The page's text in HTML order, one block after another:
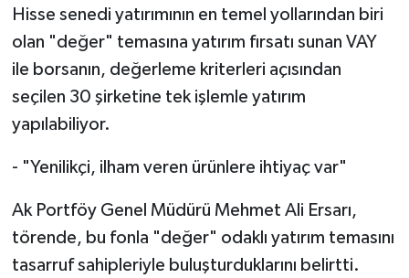
Hisse senedi yatırımının en temel yollarından biri
olan "değer" temasına yatırım fırsatı sunan VAY
ile borsanın, değerleme kriterleri açısından
seçilen 30 şirketine tek işlemle yatırım
yapılabiliyor.
- "Yenilikçi, ilham veren ürünlere ihtiyaç var"
Ak Portföy Genel Müdürü Mehmet Ali Ersarı,
törende, bu fonla "değer" odaklı yatırım temasını
tasarruf sahipleriyle buluşturduklarını belirtti.